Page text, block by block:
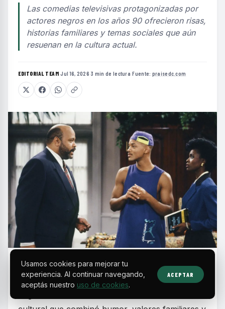
Las comedias televisivas protagonizadas por
actores negros en los años 90 ofrecieron risas,
historias familiares y temas sociales que aún
resuenan en la cultura actual.
EDITORIAL TEAM·Jul 16, 2026·3 min de lectura·Fuente: praisedc.com
E n la década de los 90, las sitcoms
protagonizadas por actores y comunidades
Usamos cookies para mejorar tu
experiencia. Al continuar navegando,
aceptás nuestro uso de cookies.
ACEPTAR